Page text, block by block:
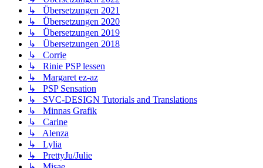
↳ Übersetzungen 2021
↳ Übersetzungen 2020
↳ Übersetzungen 2019
↳ Übersetzungen 2018
↳ Corrie
↳ Rinie PSP lessen
↳ Margaret ez-az
↳ PSP Sensation
↳ SVC-DESIGN Tutorials and Translations
↳ Minnas Grafik
↳ Carine
↳ Alenza
↳ Lylia
↳ PrettyJu/Julie